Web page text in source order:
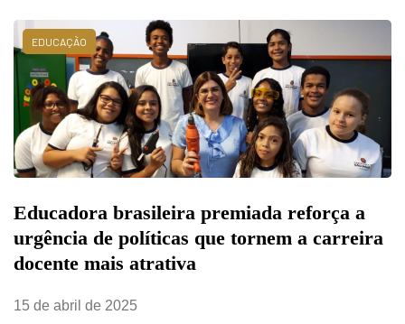
EDUCAÇÃO
Educadora brasileira premiada reforça a
urgência de políticas que tornem a carreira
docente mais atrativa
15 de abril de 2025